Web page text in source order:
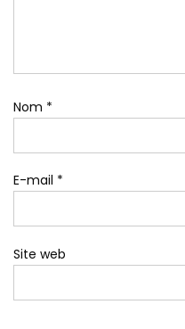
Nom *
E-mail *
Site web